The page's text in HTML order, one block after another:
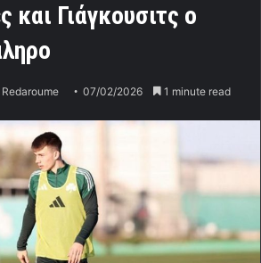
και Γιάγκουσιτς ο
Redaroume 07/02/2026 1 minute read